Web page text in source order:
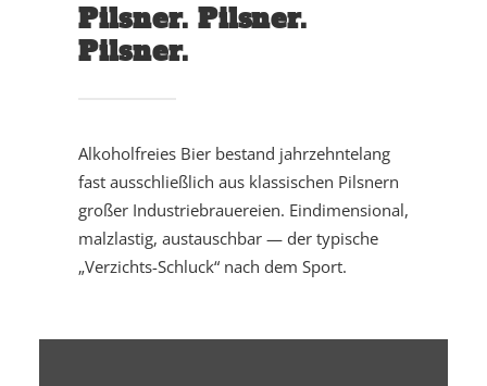
Pilsner. Pilsner.
Pilsner.
Alkoholfreies Bier bestand jahrzehntelang
fast ausschließlich aus klassischen Pilsnern
großer Industriebrauereien. Eindimensional,
malzlastig, austauschbar — der typische
„Verzichts-Schluck“ nach dem Sport.